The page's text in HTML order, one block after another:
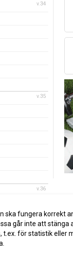
v.34
v.35
v.36
ska fungera korrekt
går inte att stänga
t.ex. för statistik eller